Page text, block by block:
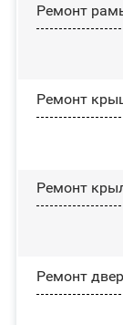
Ремонт
Ремонт
Ремонт
Ремонт